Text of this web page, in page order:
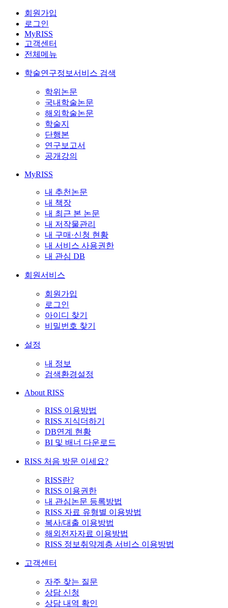
회원가입
로그인
MyRISS
고객센터
전체메뉴
학술연구정보서비스 검색
학위논문
국내학술논문
해외학술논문
학술지
단행본
연구보고서
공개강의
MyRISS
내 추천논문
내 책장
내 최근 본 논문
내 저작물관리
내 구매·신청 현황
내 서비스 사용권한
내 관심 DB
회원서비스
회원가입
로그인
아이디 찾기
비밀번호 찾기
설정
내 정보
검색환경설정
About RISS
RISS 이용방법
RISS 지식더하기
DB연계 현황
BI 및 배너 다운로드
RISS 처음 방문 이세요?
RISS란?
RISS 이용권한
내 관심논문 등록방법
RISS 자료 유형별 이용방법
복사/대출 이용방법
해외전자자료 이용방법
RISS 정보취약계층 서비스 이용방법
고객센터
자주 찾는 질문
상담 신청
상담 내역 확인